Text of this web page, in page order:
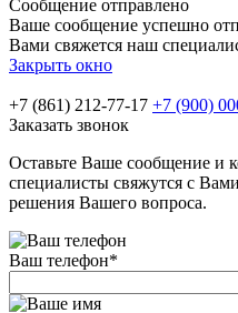
Сообщение отправлено
Ваше сообщение успешно
Вами свяжется наш
Закрыть окно
+7 (861) 212-77-17 +7 (900)
Заказать звонок
Оставьте Ваше сообщение и
специалисты свяжутся с
решения Вашего вопроса.
Ваш телефон*